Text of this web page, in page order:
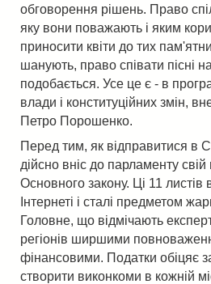
обговорення рішень. Право
яку вони поважають і яким
приносити квіти до тих
шанують, право співати пісні
подобається. Усе це є - в
влади і конституційних змін,
Петро Порошенко.
Перед тим, як відправитися в
дійсно вніс до парламенту свій
Основного закону. Ці 11
Інтернеті і сталі предметом
Головне, що відмічають
регіонів ширшими
фінансовими. Податки обіцяє
створити виконкоми в кожній